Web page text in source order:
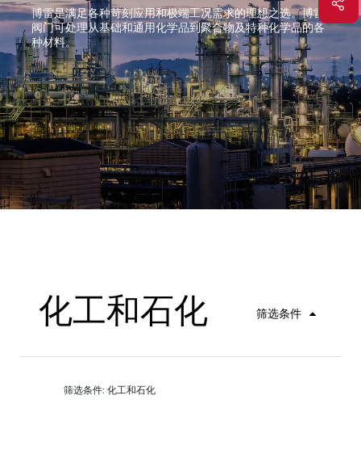
博雷是满足各种苛刻应用和极端工况需求的理想之选。博雷
阀门可处理从基础和通用化学品到聚合物及特种化学品的各
种材料。
化工和石化 筛选条件
筛选条件: 化工和石化